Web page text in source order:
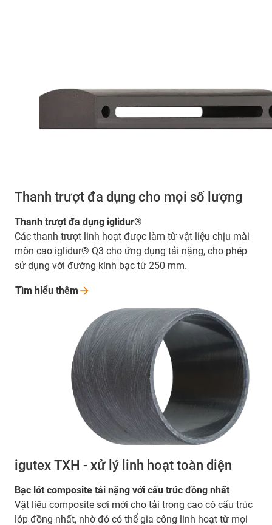
Thanh trượt đa dụng cho mọi số lượng
Thanh trượt đa dụng iglidur®
Các thanh trượt linh hoạt được làm từ vật liệu chịu mài
mòn cao iglidur® Q3 cho ứng dụng tải nặng, cho phép
sử dụng với đường kính bạc từ 250 mm.
Tìm hiểu thêm
igutex TXH - xử lý linh hoạt toàn diện
Bạc lót composite tải nặng với cấu trúc đồng nhất
Vật liệu composite sợi mới cho tải trọng cao có cấu trúc
lớp đồng nhất, nhờ đó có thể gia công linh hoạt từ mọi